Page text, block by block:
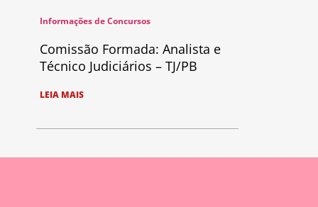
Informações de Concursos
Comissão Formada: Analista e
Técnico Judiciários – TJ/PB
LEIA MAIS